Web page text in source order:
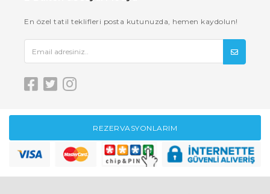
En özel tatil teklifleri posta kutunuzda, hemen kaydolun!
REZERVASYONLARIM